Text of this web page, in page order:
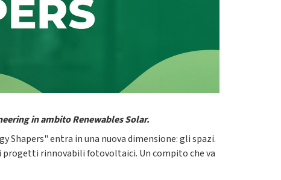
in ambito Renewables Solar.
entra in una nuova dimensione: gli spazi.
progetti rinnovabili fotovoltaici. Un compito che va